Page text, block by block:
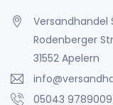
Versandhandel
Rodenberger
31552 Apelern
05043 9789009